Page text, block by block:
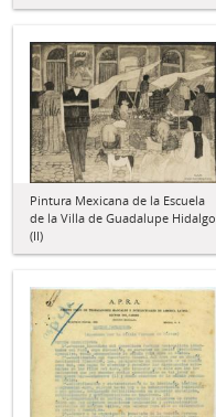
Pintura Mexicana de la Escuela
de la Villa de Guadalupe Hidalgo
(II)